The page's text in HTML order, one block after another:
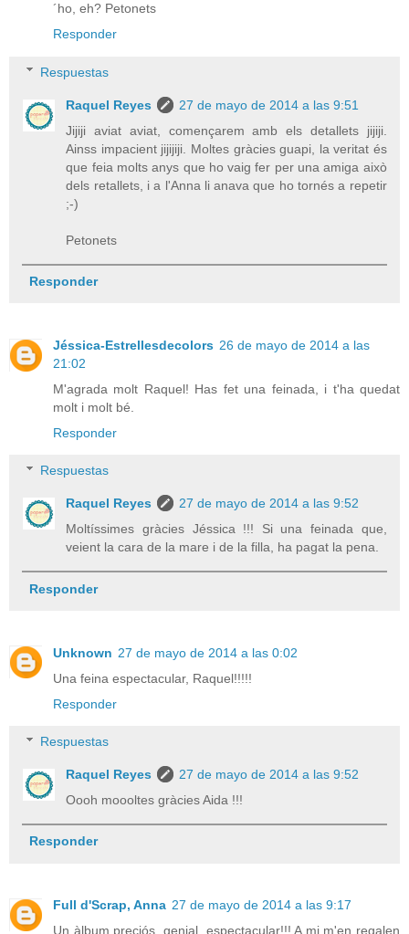
´ho, eh? Petonets
Responder
Respuestas
Raquel Reyes
27 de mayo de 2014 a las 9:51
Jijiji aviat aviat, començarem amb els detallets jijiji.
Ainss impacient jijijiji. Moltes gràcies guapi, la veritat és
que feia molts anys que ho vaig fer per una amiga això
dels retallets, i a l'Anna li anava que ho tornés a repetir
;-)
Petonets
Responder
Jéssica-Estrellesdecolors 26 de mayo de 2014 a las
21:02
M'agrada molt Raquel! Has fet una feinada, i t'ha quedat
molt i molt bé.
Responder
Respuestas
Raquel Reyes
27 de mayo de 2014 a las 9:52
Moltíssimes gràcies Jéssica !!! Si una feinada que,
veient la cara de la mare i de la filla, ha pagat la pena.
Responder
Unknown 27 de mayo de 2014 a las 0:02
Una feina espectacular, Raquel!!!!!
Responder
Respuestas
Raquel Reyes
27 de mayo de 2014 a las 9:52
Oooh moooltes gràcies Aida !!!
Responder
Full d'Scrap, Anna 27 de mayo de 2014 a las 9:17
Un àlbum preciós, genial, espectacular!!! A mi m'en regalen